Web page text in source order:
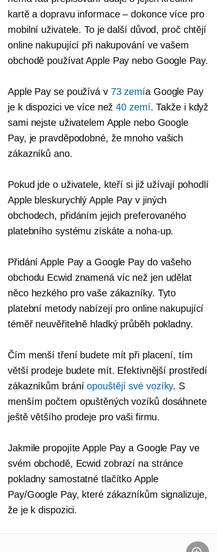
kartě a dopravu informace – dokoncevíce pro
mobilní uživatele. To je další důvod, proč chtějí
online nakupující při nakupování ve vašem
obchodě používat Apple Pay nebo Google Pay.
Apple Pay se používá v 73 zemía Google Pay
je k dispozici ve více než40 zemí. Takže i když
sami nejste uživatelem Apple nebo Google
Pay, je pravděpodobné, že mnoho vašich
zákazníků ano.
Pokud jde o uživatele, kteří si již užívají pohodlí
Apple bleskurychlý Apple Pay v jiných
obchodech, přidáním jejich preferovaného
platebního systému získáte a noha-up.
Přidání Apple Pay a Google Pay do vašeho
obchodu Ecwid znamená víc než jen udělat
něco hezkého pro vaše zákazníky. Tyto
platební metody nabízejí pro online nakupující
téměř neuvěřitelně hladký průběh pokladny.
Čím menší tření budete mít při placení, tím
větší prodeje budete mít. Efektivnější prostředí
zákazníkům bráníopouštějí své vozíky. S
menším počtem opuštěných vozíků dosáhnete
ještě většího prodeje pro vaši firmu.
Jakmile propojíte Apple Pay a Google Pay ve
svém obchodě, Ecwid zobrazí na stránce
pokladny samostatné tlačítko Apple
Pay/Google Pay, které zákazníkům signalizuje,
že je k dispozici.